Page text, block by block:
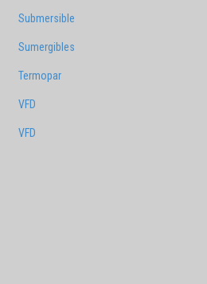
Submersible
Sumergibles
Termopar
VFD
VFD